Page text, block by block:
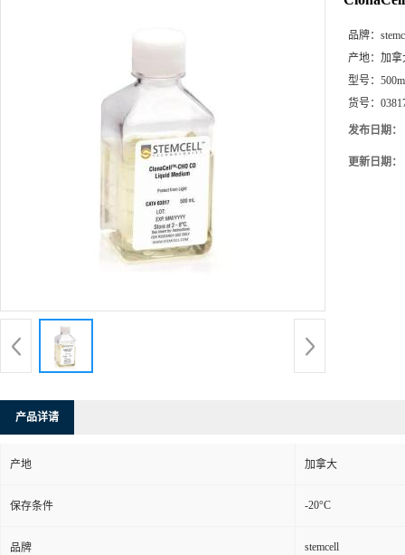
品牌：
产地： 加拿
型号：
货号：
发布日期：
更新日期：
产品详请
产地 加拿大
保存条件 -20°C
品牌 stemcell